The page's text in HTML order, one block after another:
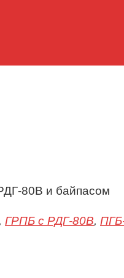
80В и байпасом
, ГРПБ с РДГ-80В,